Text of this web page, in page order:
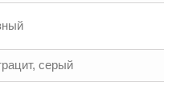
серый